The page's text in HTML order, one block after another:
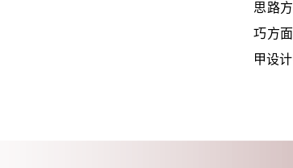
思路
巧方
甲设